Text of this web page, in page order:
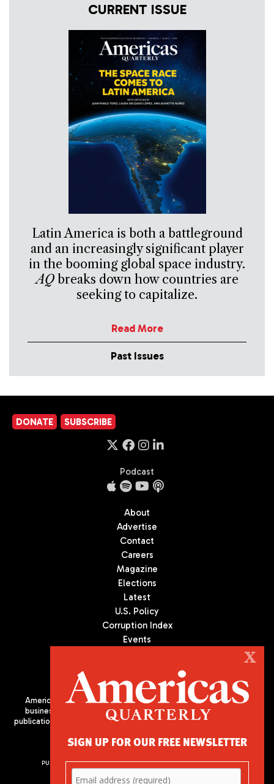
CURRENT ISSUE
Latin America is both a battleground
and an increasingly significant player
in the booming global space industry.
AQbreaks down how countries are
seeking to capitalize.
Read More
Past Issues
DONATE SUBSCRIBE
Podcast
About
Advertise
Contact
Careers
Magazine
Elections
Latest
U.S. Policy
Corruption Index
Events
Americas Quarterly (AQ) is the premier publication on politics,
business, and culture in Latin America. We are an independent
publication of the Americas Society/Council of the Americas, based
PUBLISHED BY AMERICAS SOCIETY/ COUNCIL OF THE AMERICAS
680 Park Avenue
X
SIGN UP FOR OUR FREE NEWSLETTER